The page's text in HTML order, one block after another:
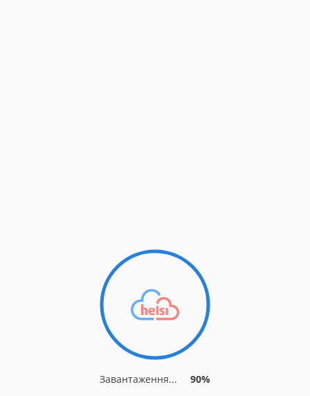
Завантаження... 90%